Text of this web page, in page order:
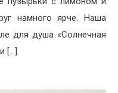
намного ярче. Наша
для душа «Солнечная
[…]